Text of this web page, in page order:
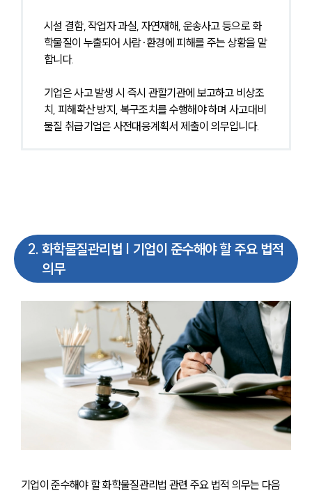
시설 결함, 작업자 과실, 자연재해, 운송사고 등으로 화
학물질이 누출되어 사람·환경에 피해를 주는 상황을 말
합니다.
기업은 사고 발생 시 즉시 관할기관에 보고하고 비상조
치, 피해확산 방지, 복구조치를 수행해야 하며 사고대비
물질 취급기업은 사전대응계획서 제출이 의무입니다.
2. 화학물질관리법 | 기업이 준수해야 할 주요 법적
의무
기업이 준수해야 할 화학물질관리법 관련 주요 법적 의무는 다음